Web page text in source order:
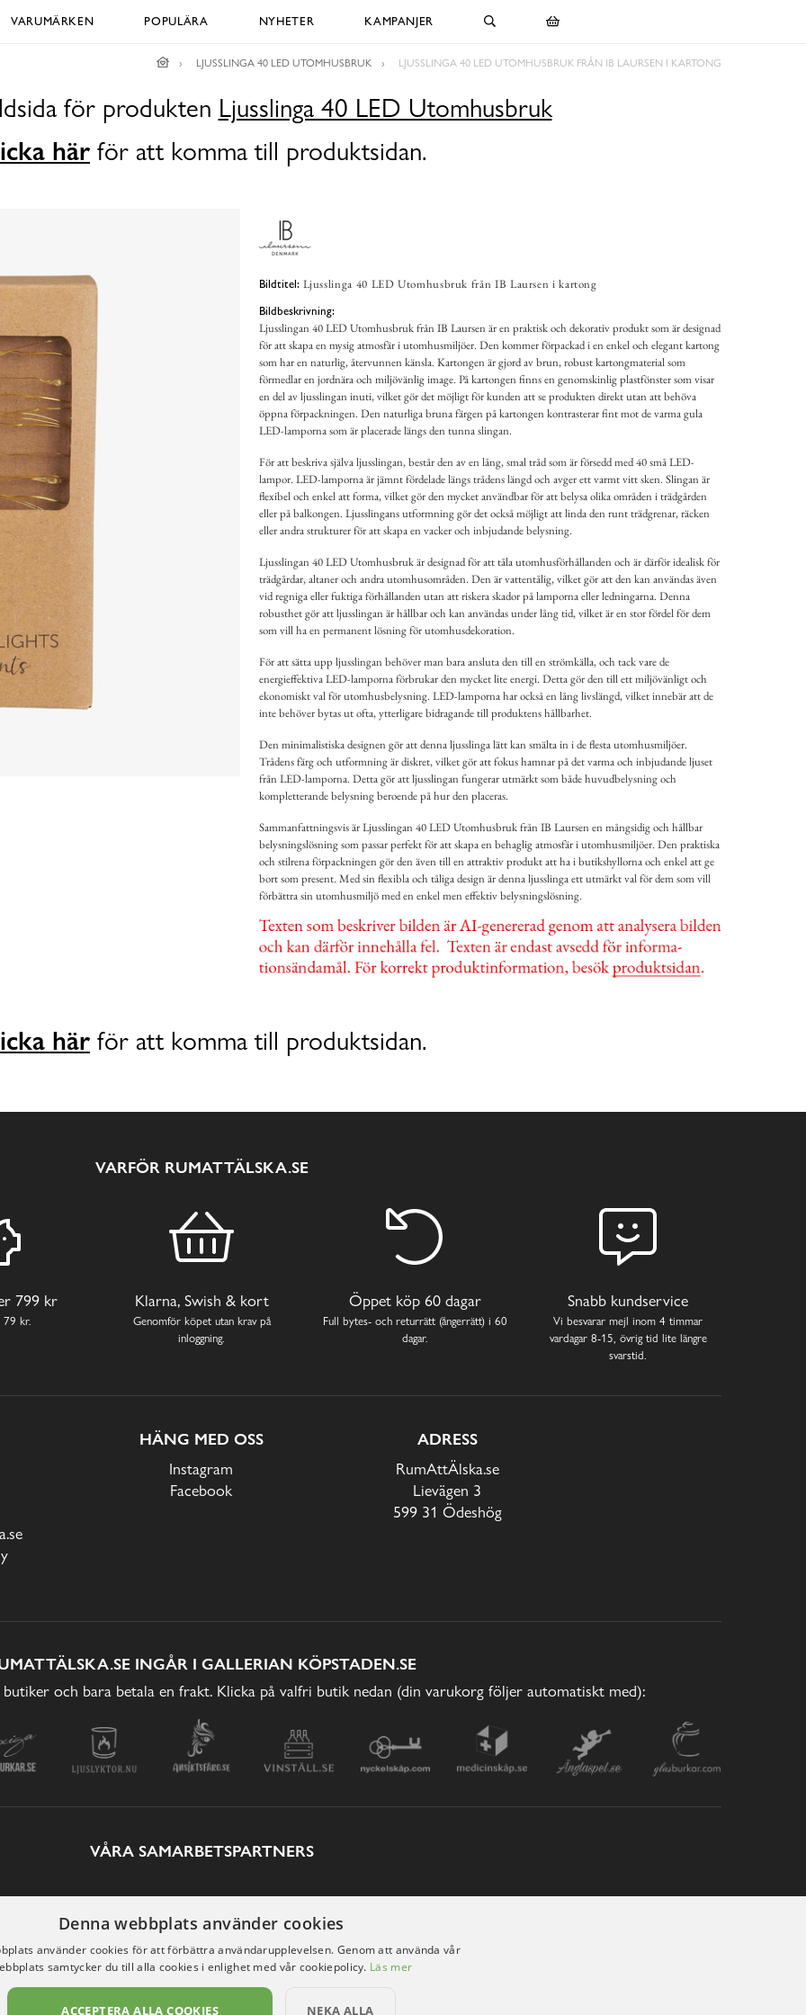
VARUMÄRKEN POPULÄRA NYHETER KAMPANJER
LJUSSLINGA 40 LED UTOMHUSBRUK LJUSSLINGA 40 LED UTOMHUSBRUK FRÅN IB LAURSEN I KARTONG
för produkten Ljusslinga 40 LED Utomhusbruk
här för att komma till produktsidan.
Bildtitel: Ljusslinga 40 LED Utomhusbruk från IB Laursen i kartong
Bildbeskrivning:
Ljusslingan 40 LED Utomhusbruk från IB Laursen är en praktisk och dekorativ produkt som är designad
för att skapa en mysig atmosfär i utomhusmiljöer. Den kommer förpackad i en enkel och elegant kartong
som har en naturlig, återvunnen känsla. Kartongen är gjord av brun, robust kartongmaterial som
förmedlar en jordnära och miljövänlig image. På kartongen finns en genomskinlig plastfönster som visar
en del av ljusslingan inuti, vilket gör det möjligt för kunden att se produkten direkt utan att behöva
öppna förpackningen. Den naturliga bruna färgen på kartongen kontrasterar fint mot de varma gula
LED-lamporna som är placerade längs den tunna slingan.
För att beskriva själva ljusslingan, består den av en lång, smal tråd som är försedd med 40 små LED-
lampor. LED-lamporna är jämnt fördelade längs trådens längd och avger ett varmt vitt sken. Slingan är
flexibel och enkel att forma, vilket gör den mycket användbar för att belysa olika områden i trädgården
eller på balkongen. Ljusslingans utformning gör det också möjligt att linda den runt trädgrenar, räcken
eller andra strukturer för att skapa en vacker och inbjudande belysning.
Ljusslingan 40 LED Utomhusbruk är designad för att tåla utomhusförhållanden och är därför idealisk för
trädgårdar, altaner och andra utomhusområden. Den är vattentålig, vilket gör att den kan användas även
vid regniga eller fuktiga förhållanden utan att riskera skador på lamporna eller ledningarna. Denna
robusthet gör att ljusslingan är hållbar och kan användas under lång tid, vilket är en stor fördel för dem
som vill ha en permanent lösning för utomhusdekoration.
För att sätta upp ljusslingan behöver man bara ansluta den till en strömkälla, och tack vare de
energieffektiva LED-lamporna förbrukar den mycket lite energi. Detta gör den till ett miljövänligt och
ekonomiskt val för utomhusbelysning. LED-lamporna har också en lång livslängd, vilket innebär att de
inte behöver bytas ut ofta, ytterligare bidragande till produktens hållbarhet.
Den minimalistiska designen gör att denna ljusslinga lätt kan smälta in i de flesta utomhusmiljöer.
Trådens färg och utformning är diskret, vilket gör att fokus hamnar på det varma och inbjudande ljuset
från LED-lamporna. Detta gör att ljusslingan fungerar utmärkt som både huvudbelysning och
kompletterande belysning beroende på hur den placeras.
Sammanfattningsvis är Ljusslingan 40 LED Utomhusbruk från IB Laursen en mångsidig och hållbar
belysningslösning som passar perfekt för att skapa en behaglig atmosfär i utomhusmiljöer. Den praktiska
och stilrena förpackningen gör den även till en attraktiv produkt att ha i butikshyllorna och enkel att ge
bort som present. Med sin flexibla och tåliga design är denna ljusslinga ett utmärkt val för dem som vill
förbättra sin utomhusmiljö med en enkel men effektiv belysningslösning.
här för att komma till produktsidan.
VARFÖR RUMATTÄLSKA.SE
799 kr
79 kr.
Klarna, Swish & kort
Genomför köpet utan krav på
inloggning.
Öppet köp 60 dagar
Full bytes- och returrätt (ångerrätt) i 60
dagar.
Snabb kundservice
Vi besvarar mejl inom 4 timmar
vardagar 8-15, övrig tid lite längre
svarstid.
HÄNG MED OSS
Instagram
Facebook
ADRESS
RumAttÄlska.se
Lievägen 3
599 31 Ödeshög
INGÅR I GALLERIAN KÖPSTADEN.SE
och bara betala en frakt. Klicka på valfri butik nedan (din varukorg följer automatiskt med):
VÅRA SAMARBETSPARTNERS
Denna webbplats använder cookies
använder cookies för att förbättra användarupplevelsen. Genom att använda vår
samtycker du till alla cookies i enlighet med vår cookiepolicy. Läs mer
ACCEPTERA ALLA COOKIES NEKA ALLA